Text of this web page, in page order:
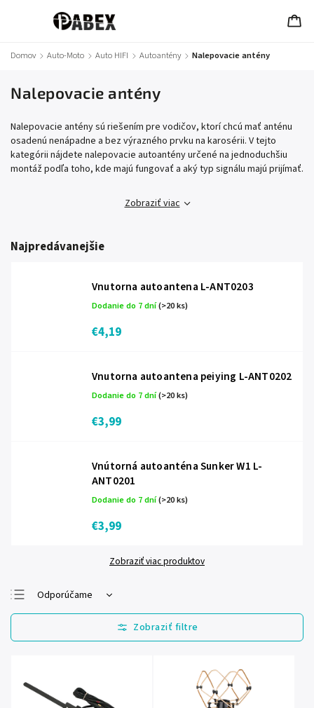
Domov / Auto-Moto / Auto HIFI / Autoantény / Nalepovacie antény
Nalepovacie antény
Nalepovacie antény sú riešením pre vodičov, ktorí chcú mať anténu
osadenú nenápadne a bez výrazného prvku na karosérii. V tejto
kategórii nájdete nalepovacie autoantény určené na jednoduchšiu
montáž podľa toho, kde majú fungovať a aký typ signálu majú prijímať.
Zobraziť viac
Najpredávanejšie
Vnutorna autoantena L-ANT0203
Dodanie do 7 dní(>20 ks)
€4,19
Vnutorna autoantena peiying L-ANT0202
Dodanie do 7 dní(>20 ks)
€3,99
Vnútorná autoanténa Sunker W1 L-
ANT0201
Dodanie do 7 dní(>20 ks)
€3,99
Zobraziť viac produktov
Odporúčame
Najlacnejšie
Najdrahšie
Abecedne